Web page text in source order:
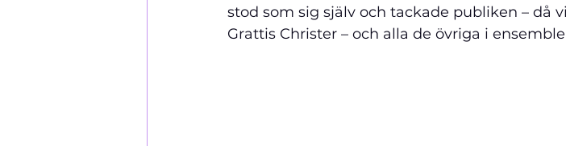
stod som sig själv och tackade publiken – då
Grattis Christer – och alla de övriga i